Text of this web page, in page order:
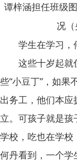
谭梓涵担任班级
况（
学生在学习，何
这些十岁起就
些“小豆丁”，如果
出务工，他们本
立。可孩子就是孩
学校，吃也在学校
何丹看到，一个